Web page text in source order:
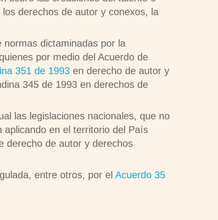
derechos de autor y conexos, la
normas dictaminadas por la
por medio del Acuerdo de
351 de 1993 en derecho de autor y
345 de 1993 en derechos de
las legislaciones nacionales, que no
en el territorio del País
derecho de autor y derechos
entre otros, por elAcuerdo 35